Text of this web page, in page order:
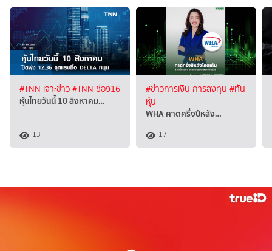
#TNN เจาะข่าว#TNN ช่อง16
หุ้นไทยวันนี้ 10 สิงหาคม…
13
#ข่าวการเงิน การลงทุน #ทัน
หุ้น
WHA คาดครึ่งปีหลัง…
17